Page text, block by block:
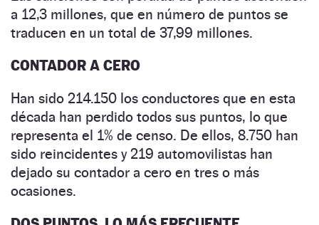
a 12,3 millones, que en número de puntos se
traducen en un total de 37,99 millones.
CONTADOR A CERO
Han sido 214.150 los conductores que en esta
década han perdido todos sus puntos, lo que
representa el 1% de censo. De ellos, 8.750 han
sido reincidentes y 219 automovilistas han
dejado su contador a cero en tres o más
ocasiones.